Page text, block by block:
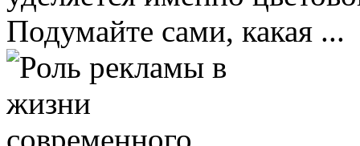
Подумайте сами, какая ...